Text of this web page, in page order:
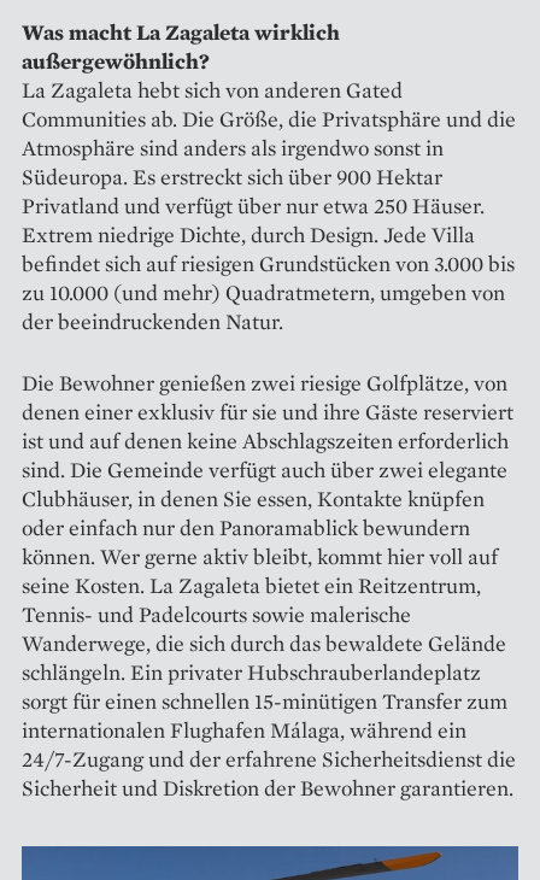
Was macht La Zagaleta wirklich
außergewöhnlich?
La Zagaleta hebt sich von anderen Gated
Communities ab. Die Größe, die Privatsphäre und die
Atmosphäre sind anders als irgendwo sonst in
Südeuropa. Es erstreckt sich über 900 Hektar
Privatland und verfügt über nur etwa 250 Häuser.
Extrem niedrige Dichte, durch Design. Jede Villa
befindet sich auf riesigen Grundstücken von 3.000 bis
zu 10.000 (und mehr) Quadratmetern, umgeben von
der beeindruckenden Natur.
Die Bewohner genießen zwei riesige Golfplätze, von
denen einer exklusiv für sie und ihre Gäste reserviert
ist und auf denen keine Abschlagszeiten erforderlich
sind. Die Gemeinde verfügt auch über zwei elegante
Clubhäuser, in denen Sie essen, Kontakte knüpfen
oder einfach nur den Panoramablick bewundern
können. Wer gerne aktiv bleibt, kommt hier voll auf
seine Kosten. La Zagaleta bietet ein Reitzentrum,
Tennis- und Padelcourts sowie malerische
Wanderwege, die sich durch das bewaldete Gelände
schlängeln. Ein privater Hubschrauberlandeplatz
sorgt für einen schnellen 15-minütigen Transfer zum
internationalen Flughafen Málaga, während ein
24/7-Zugang und der erfahrene Sicherheitsdienst die
Sicherheit und Diskretion der Bewohner garantieren.